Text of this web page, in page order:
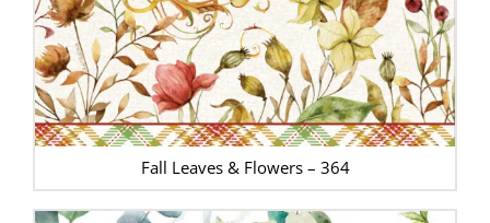
Fall Leaves & Flowers – 364